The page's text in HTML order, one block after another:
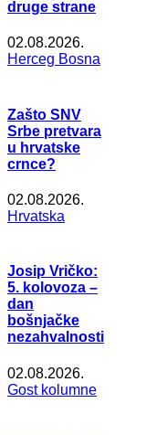
druge strane
02.08.2026.
Herceg Bosna
Zašto SNV
Srbe pretvara
u hrvatske
crnce?
02.08.2026.
Hrvatska
Josip Vričko:
5. kolovoza –
dan
bošnjačke
nezahvalnosti
02.08.2026.
Gost kolumne